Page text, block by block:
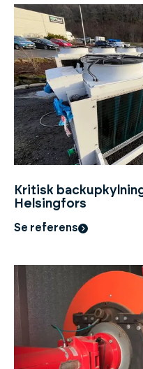
Kritisk
Helsingfors
Se referens